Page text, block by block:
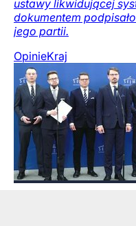
ustawy likwidującej
dokumentem
jego partii.
OpinieKraj